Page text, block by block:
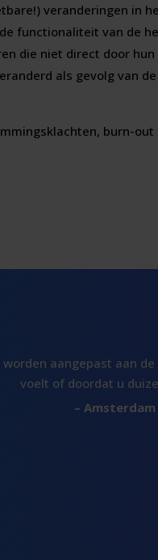
veranderingen in
functionaliteit van de
die niet direct door
als gevolg van
burn-out
aangepast aan
voelt of doordat u
–